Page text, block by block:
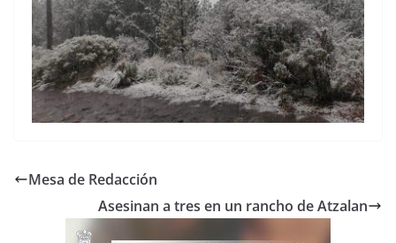
Mesa de Redacción
Asesinan a tres en un rancho de Atzalan